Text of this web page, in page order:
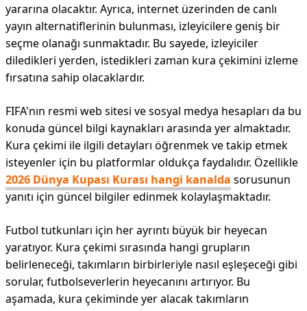
yararına olacaktır. Ayrıca, internet üzerinden de canlı
yayın alternatiflerinin bulunması, izleyicilere geniş bir
seçme olanağı sunmaktadır. Bu sayede, izleyiciler
diledikleri yerden, istedikleri zaman kura çekimini izleme
fırsatına sahip olacaklardır.
FIFA'nın resmi web sitesi ve sosyal medya hesapları da bu
konuda güncel bilgi kaynakları arasında yer almaktadır.
Kura çekimi ile ilgili detayları öğrenmek ve takip etmek
isteyenler için bu platformlar oldukça faydalıdır. Özellikle
2026 Dünya Kupası Kurası hangi kanalda sorusunun
yanıtı için güncel bilgiler edinmek kolaylaşmaktadır.
Futbol tutkunları için her ayrıntı büyük bir heyecan
yaratıyor. Kura çekimi sırasında hangi grupların
belirleneceği, takımların birbirleriyle nasıl eşleşeceği gibi
sorular, futbolseverlerin heyecanını artırıyor. Bu
aşamada, kura çekiminde yer alacak takımların